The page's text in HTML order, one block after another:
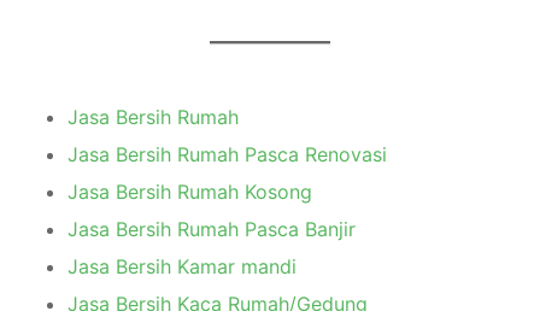
Jasa Bersih Rumah
Jasa Bersih Rumah Pasca Renovasi
Jasa Bersih Rumah Kosong
Jasa Bersih Rumah Pasca Banjir
Jasa Bersih Kamar mandi
Jasa Bersih Kaca Rumah/Gedung